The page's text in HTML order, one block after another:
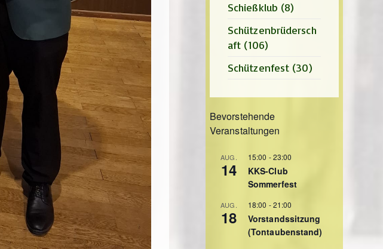
Schießklub (8)
Schützenbrüdersch
aft (106)
Schützenfest (30)
Bevorstehende
Veranstaltungen
AUG.
14
15:00 -23:00
KKS-Club
Sommerfest
AUG.
18
18:00 -21:00
Vorstandssitzung
(Tontaubenstand)